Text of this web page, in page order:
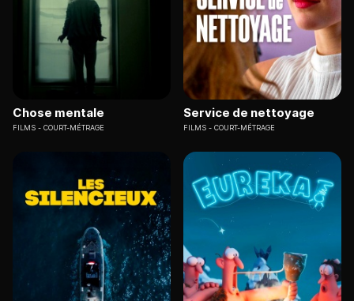
Chose mentale
FILMS COURT-MÉTRAGE
Service de nettoyage
FILMS COURT-MÉTRAGE